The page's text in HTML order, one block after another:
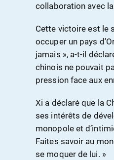
collaboration avec
Cette victoire est le
occuper un pays
jamais », a-t-il
chinois ne pouvait
pression face aux
Xi a déclaré que la
ses intérêts de
monopole et
Faites savoir au
se moquer de lui. »